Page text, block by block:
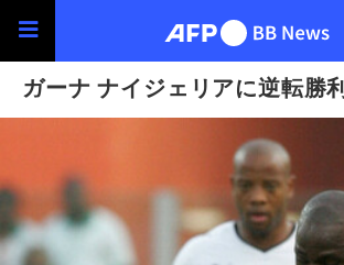
ガーナ ナイジェリアに逆転勝